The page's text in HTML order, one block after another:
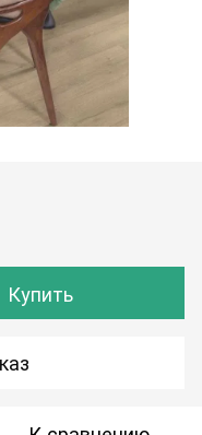
Купить